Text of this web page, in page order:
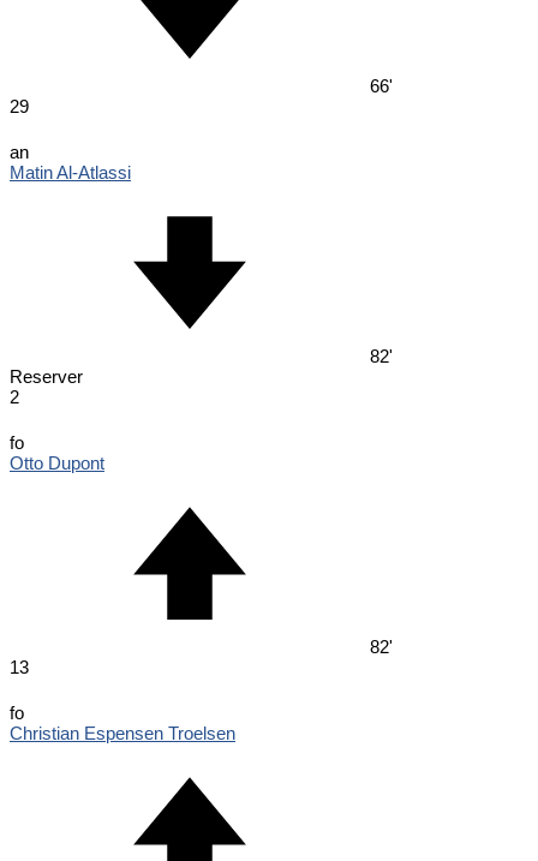
66'
29
an
Matin Al-Atlassi
82'
Reserver
2
fo
Otto Dupont
82'
13
fo
Christian Espensen Troelsen